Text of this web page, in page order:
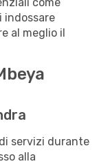
indossare
al meglio il
servizi durante
alla